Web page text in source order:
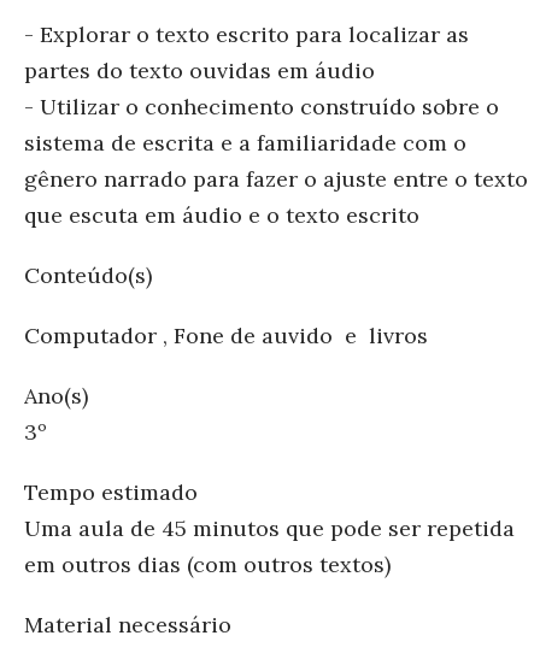
- Explorar o texto escrito para localizar as
partes do texto ouvidas em áudio
- Utilizar o conhecimento construído sobre o
sistema de escrita e a familiaridade com o
gênero narrado para fazer o ajuste entre o texto
que escuta em áudio e o texto escrito
Conteúdo(s)
Computador , Fone de auvido e livros
Ano(s)
3º
Tempo estimado
Uma aula de 45 minutos que pode ser repetida
em outros dias (com outros textos)
Material necessário